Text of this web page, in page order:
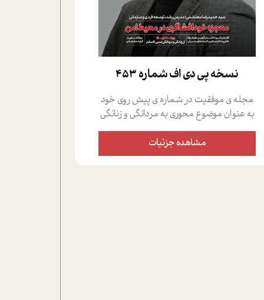
نسخه پي دي اف شماره 453
مجله ی موفقیت در شماره ی پیش روی خود
به عنوان موضوع محوری به مردانگی و زنانگی
سمی پرداخته است؛ علاوه بر این که؛ گفت و
گویی اختصاصی داشته ایم با فردین علیخواه،
جامعه شناس در بخش های مختلف تلاش
مشاهده جزئیات